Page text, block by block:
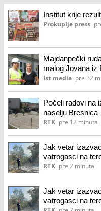
Institut krije
Prokuplje press
Majdanpečki
malog Jovana iz
Ist media pre 32
Počeli radovi na
naselju Bresnica
RTK pre 12 minuta
Jak vetar
vatrogasci na
RTK pre 2 minuta
Jak vetar
vatrogasci na